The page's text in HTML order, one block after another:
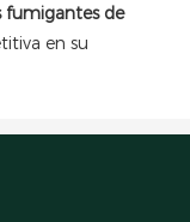
fumigantes de
en su